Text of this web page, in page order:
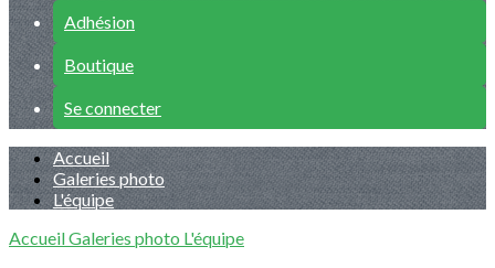
Adhésion
Boutique
Se connecter
Accueil
Galeries photo
L'équipe
AccueilGaleries photo L'équipe